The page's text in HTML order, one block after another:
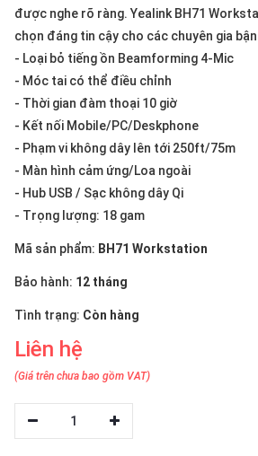
được nghe rõ ràng. Yealink BH71
chọn đáng tin cậy cho các chuyên gia
- Loại bỏ tiếng ồn Beamforming 4-Mic
- Móc tai có thể điều chỉnh
- Thời gian đàm thoại 10 giờ
- Kết nối Mobile/PC/Deskphone
- Phạm vi không dây lên tới 250ft/75m
- Màn hình cảm ứng/Loa ngoài
- Hub USB / Sạc không dây Qi
- Trọng lượng: 18 gam
Mã sản phẩm: BH71 Workstation
Bảo hành: 12 tháng
Tình trạng: Còn hàng
Liên hệ
(Giá trên chưa bao gồm VAT)
1
Liên
Giới
thiệu
NGÔN
NGỮ
việt